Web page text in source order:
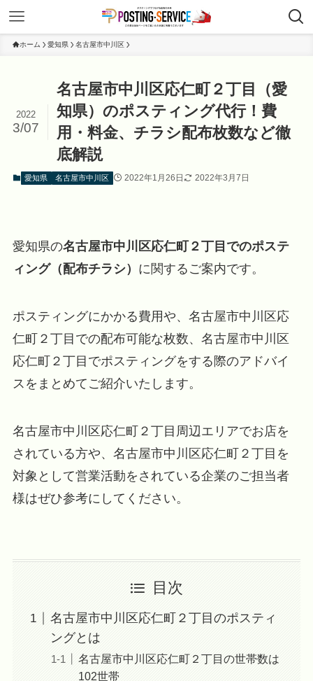
ホーム 愛知県 名古屋市中川区
名古屋市中川区応仁町２丁目（愛
知県）のポスティング代行！費
用・料金、チラシ配布枚数など徹
底解説
2022
3/07
愛知県 名古屋市中川区 2022年1月26日 2022年3月7日
愛知県の名古屋市中川区応仁町２丁目でのポステ
ィング（配布チラシ） に関するご案内です。
ポスティングにかかる費用や、名古屋市中川区応
仁町２丁目での配布可能な枚数、名古屋市中川区
応仁町２丁目でポスティングをする際のアドバイ
スをまとめてご紹介いたします。
名古屋市中川区応仁町２丁目周辺エリアでお店を
されている方や、名古屋市中川区応仁町２丁目を
対象として営業活動をされている企業のご担当者
様はぜひ参考にしてください。
目次
名古屋市中川区応仁町２丁目のポスティ
ングとは
名古屋市中川区応仁町２丁目の世帯数は
102世帯